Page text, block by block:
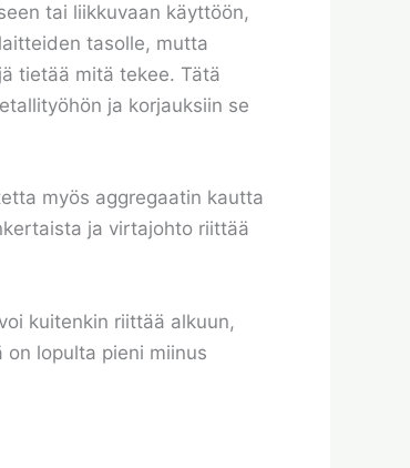
tai liikkuvaan käyttöön,
tasolle, mutta
tietää mitä tekee. Tätä
ja korjauksiin se
myös aggregaatin kautta
ja virtajohto riittää
kuitenkin riittää alkuun,
lopulta pieni miinus